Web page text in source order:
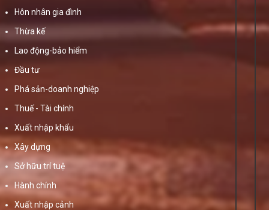
Hôn nhân gia đình
Thừa kế
Lao động-bảo hiểm
Đầu tư
Phá sản-doanh nghiệp
Thuế - Tài chính
Xuất nhập khẩu
Xây dựng
Sở hữu trí tuệ
Hành chính
Xuất nhập cảnh